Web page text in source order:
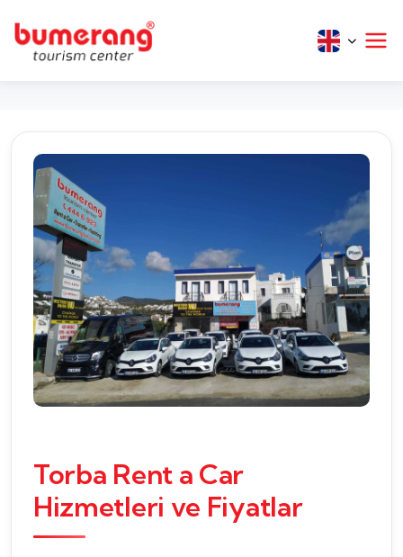
Torba Rent a Car
Hizmetleri ve Fiyatlar